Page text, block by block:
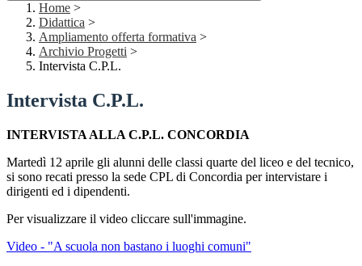
Home >
Didattica >
Ampliamento offerta formativa >
Archivio Progetti >
Intervista C.P.L.
Intervista C.P.L.
INTERVISTA ALLA C.P.L. CONCORDIA
Martedì 12 aprile gli alunni delle classi quarte del liceo e del tecnico,
si sono recati presso la sede CPL di Concordia per intervistare i
dirigenti ed i dipendenti.
Per visualizzare il video cliccare sull'immagine.
Video - "A scuola non bastano i luoghi comuni"